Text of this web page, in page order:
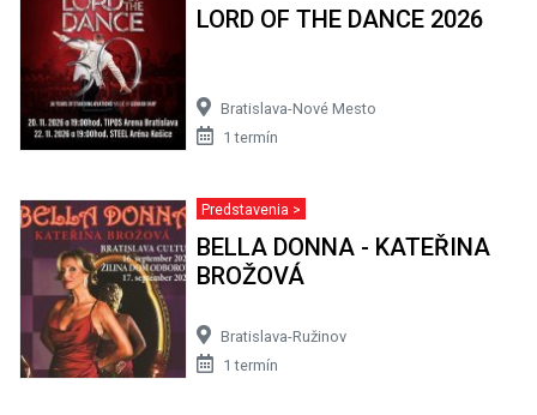
LORD OF THE DANCE 2026
Bratislava-Nové Mesto
1 termín
Predstavenia >
BELLA DONNA - KATEŘINA
BROŽOVÁ
Bratislava-Ružinov
1 termín